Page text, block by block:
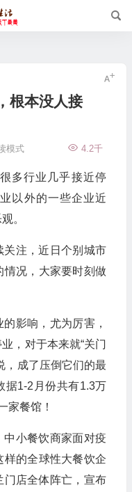
根本没人接
4.2千
模式
多行业几乎接近停
以外的一些企业近
。
关注，近日个别城市
情况，大家要时刻做
影响，尤为厉害，
，对于本来就“关门
，成了压倒它们的最
据1-2月份共有1.3万
家餐馆！
小餐饮商家面对疫
的全球性大餐饮企
店全体阵亡，宣布